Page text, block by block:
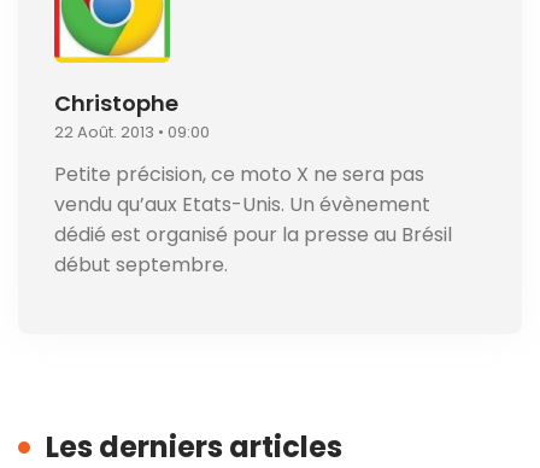
Christophe
22 Août. 2013 • 09:00
Petite précision, ce moto X ne sera pas
vendu qu’aux Etats-Unis. Un évènement
dédié est organisé pour la presse au Brésil
début septembre.
Les derniers articles